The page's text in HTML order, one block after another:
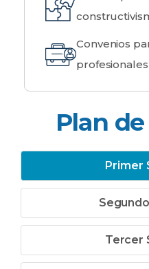
Convenios
profesionales
Plan
Primer
Tercer